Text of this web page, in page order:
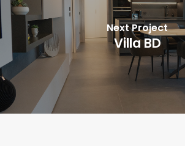
Next Project
Villa BD